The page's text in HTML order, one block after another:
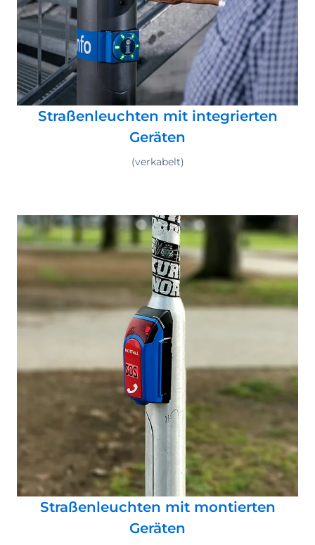
Straßenleuchten mit integrierten
Geräten
(verkabelt)
Straßenleuchten mit montierten
Geräten